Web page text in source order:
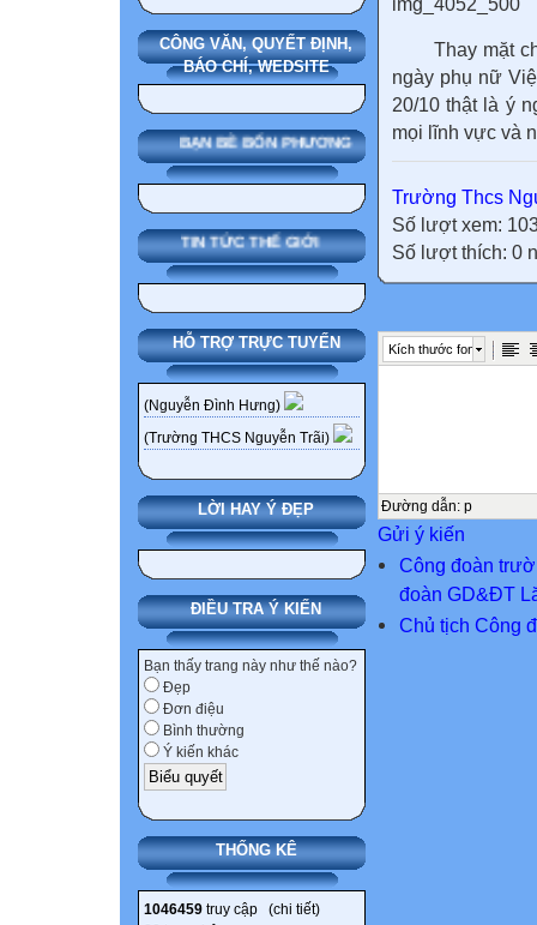
CÔNG VĂN, QUYẾT ĐỊNH,
BÁO CHÍ, WEDSITE
BẠN BÈ BỐN PHƯƠNG
TIN TỨC THẾ GIỚI
HỖ TRỢ TRỰC TUYẾN
(Nguyễn Đình Hưng)
(Trường THCS Nguyễn Trãi)
LỜI HAY Ý ĐẸP
ĐIỀU TRA Ý KIẾN
Bạn thấy trang này như thế nào?
Đẹp
Đơn điệu
Bình thường
Ý kiến khác
THỐNG KÊ
1046459 truy cập (chi tiết)
Thay mặt cho
ngày phụ nữ
20/10 thật là ý
mọi lĩnh vực và
Trường Thcs
Số lượt xem:
Số lượt thích: 0
Kích thước font
Đường dẫn: p
Gửi ý kiến
Công đoàn
đoàn GD&ĐT
Chủ tịch Công